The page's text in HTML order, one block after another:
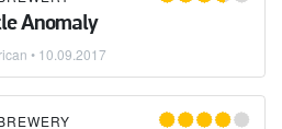
Anomaly
• 10.09.2017